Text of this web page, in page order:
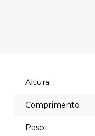
Altura
Comprimento
Peso